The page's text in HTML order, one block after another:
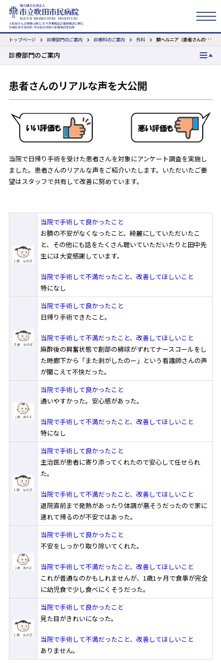
検索
トップページ 診療部門のご案内 診療科のご案内 外科 臍ヘルニア（患者さんの手術アンケート結果）
診療部門のご案内
循環器内科
消化器内科
脳神経内科
腎臓内科
消化器外科
呼吸器外科
乳腺外科
小児外科
整形外科
脳神経外科
産婦人科
耳鼻咽喉科
腎臓泌尿器科
放射線診断科/放射線治療科
リハビリテーション科
精神科/心療内科
病理診断科
歯科(障がい者)
専門外来のご案内
診療協力部門のご案内
患者さんのリアルな声を大公開
当院で日帰り手術を受けた患者さんを対象にアンケート調査を実施し
ました。患者さんのリアルな声をご紹介いたします。いただいたご要
望はスタッフで共有して改善に努めています。
当院で手術して良かったこと
お臍の不安がなくなったこと、綺麗にしていただいたこ
と、その他にも話をたくさん聴いていただいたりと田中先
生には大変感謝しています。
当院で手術して不満だったこと、改善してほしいこと
特になし
当院で手術して良かったこと
日帰り手術できたこと。
当院で手術して不満だったこと、改善してほしいこと
麻酔後の興奮状態で創部の綿球がずれてナースコールをし
た時廊下から「また剥がしたのー」という看護師さんの声
が聞こえて不快だった。
当院で手術して良かったこと
通いやすかった。安心感があった。
当院で手術して不満だったこと、改善してほしいこと
特になし
当院で手術して良かったこと
主治医が患者に寄り添ってくれたので安心して任せられ
た。
当院で手術して不満だったこと、改善してほしいこと
退院直前まで発熱があったり体調が悪そうだったので家に
連れて帰るのが不安ではあった。
当院で手術して良かったこと
不安をしっかり取り除いてくれた。
当院で手術して不満だったこと、改善してほしいこと
これが普通なのかもしれませんが、1歳1ヶ月で食事が完全
に幼児食で少し食べにくそうだった。
当院で手術して良かったこと
見た目がきれいになった。
当院で手術して不満だったこと、改善してほしいこと
ありません。